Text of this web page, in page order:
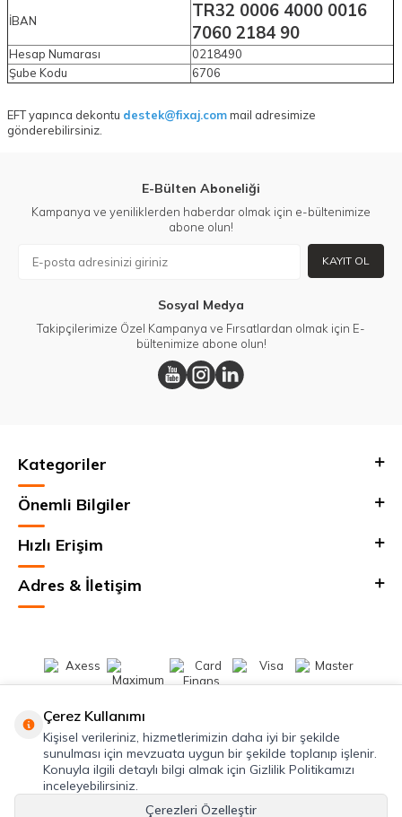
İBAN
TR32 0006 4000 0016
7060 2184 90
Hesap Numarası
0218490
Şube Kodu
6706
EFT yapınca dekontu destek@fixaj.commail adresimize
gönderebilirsiniz.
E-Bülten Aboneliği
Kampanya ve yeniliklerden haberdar olmak için e-bültenimize
abone olun!
KAYIT OL
Sosyal Medya
Takipçilerimize Özel Kampanya ve Fırsatlardan olmak için E-
bültenimize abone olun!
Kategoriler
Önemli Bilgiler
Hızlı Erişim
Adres & İletişim
Çerez Kullanımı
Kişisel verileriniz, hizmetlerimizin daha iyi bir şekilde
sunulması için mevzuata uygun bir şekilde toplanıp işlenir.
Konuyla ilgili detaylı bilgi almak için Gizlilik Politikamızı
inceleyebilirsiniz.
Çerezleri Özelleştir